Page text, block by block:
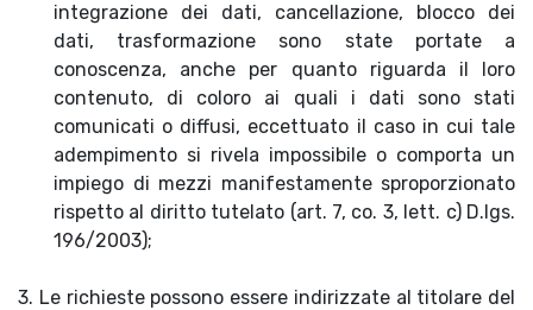
integrazione dei dati, cancellazione, blocco dei
dati, trasformazione sono state portate a
conoscenza, anche per quanto riguarda il loro
contenuto, di coloro ai quali i dati sono stati
comunicati o diffusi, eccettuato il caso in cui tale
adempimento si rivela impossibile o comporta un
impiego di mezzi manifestamente sproporzionato
rispetto al diritto tutelato (art. 7, co. 3, lett. c) D.lgs.
196/2003);
3. Le richieste possono essere indirizzate al titolare del